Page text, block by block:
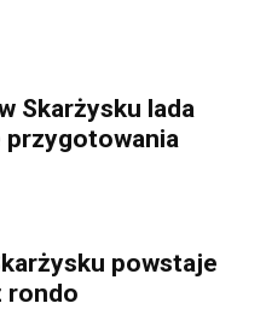
Skarżysku lada
przygotowania
powstaje
rondo